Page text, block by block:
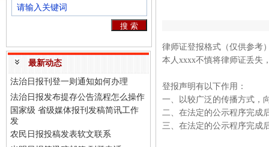
最新动态
法治日报刊登一则通知如何办理
法治日报发布提存公告流程怎么操作
国家级 省级媒体报刊发稿简讯工作
发
农民日报投稿发表软文联系
律师证登报格式（仅供参考
本人xxxx不慎将律师证丢失
登报声明有以下作用：
一、以较广泛的传播方式，
二、在法定的公示程序完成
三、在法定的公示程序完成